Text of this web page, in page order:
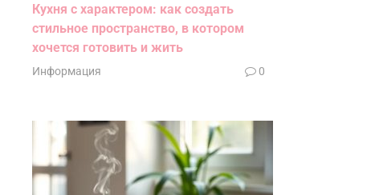
Кухня с характером: как создать
стильное пространство, в котором
хочется готовить и жить
Информация 0